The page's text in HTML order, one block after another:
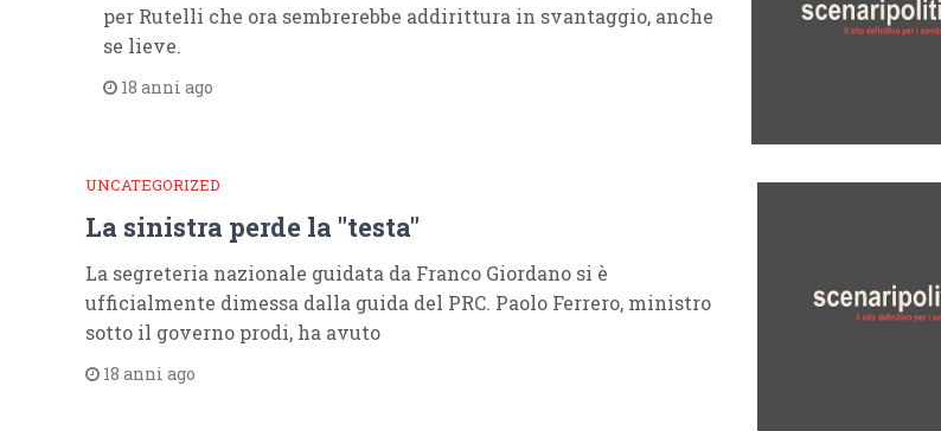
per Rutelli che ora sembrerebbe addirittura in svantaggio, anche
se lieve.
18 anni ago
UNCATEGORIZED
La sinistra perde la "testa"
La segreteria nazionale guidata da Franco Giordano si è
ufficialmente dimessa dalla guida del PRC. Paolo Ferrero, ministro
sotto il governo prodi, ha avuto
18 anni ago